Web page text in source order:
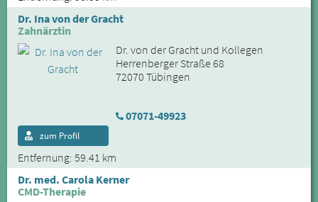
Dr. Ina von der Gracht
Zahnärztin
Dr. von der Gracht und Kollegen
Herrenberger Straße 68
72070 Tübingen
07071-49923
Entfernung: 59.41 km
zum Profil
Dr. med. Carola Kerner
CMD-Therapie